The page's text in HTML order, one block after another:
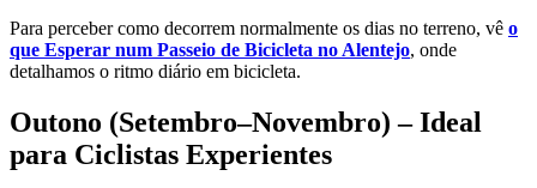
Caminho Francês de Santiago de Compostela
8 Dias|4/5
Para perceber como decorrem normalmente os dias no terreno, vê o
que Esperar num Passeio de Bicicleta no Alentejo, onde
detalhamos o ritmo diário em bicicleta.
Outono (Setembro–Novembro) – Ideal
para Ciclistas Experientes